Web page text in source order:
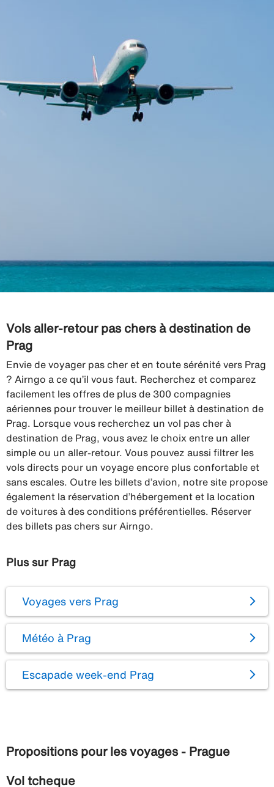
Vols aller-retour pas chers à destination de
Prag
Envie de voyager pas cher et en toute sérénité vers Prag
? Airngo a ce qu’il vous faut. Recherchez et comparez
facilement les offres de plus de 300 compagnies
aériennes pour trouver le meilleur billet à destination de
Prag. Lorsque vous recherchez un vol pas cher à
destination de Prag, vous avez le choix entre un aller
simple ou un aller-retour. Vous pouvez aussi filtrer les
vols directs pour un voyage encore plus confortable et
sans escales. Outre les billets d’avion, notre site propose
également la réservation d’hébergement et la location
de voitures à des conditions préférentielles. Réserver
des billets pas chers sur Airngo.
Plus sur Prag
Voyages vers Prag
Météo à Prag
Escapade week-end Prag
Propositions pour les voyages - Prague
Vol tcheque